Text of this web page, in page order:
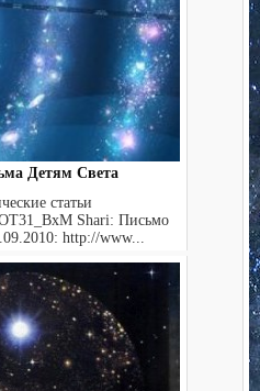
Детям Света
статьи
Shari: Письмо
http://www...